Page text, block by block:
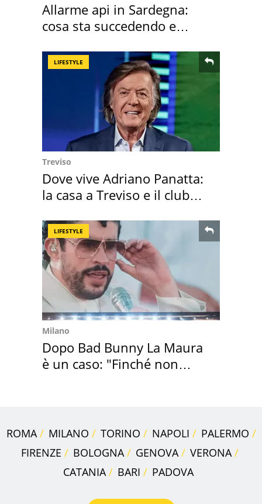
Allarme api in Sardegna:
cosa sta succedendo e
LIFESTYLE
Treviso
Dove vive Adriano Panatta:
la casa a Treviso e il club
LIFESTYLE
Milano
Dopo Bad Bunny La Maura
è un caso: "Finché non
ROMA MILANO TORINO NAPOLI
PALERMO
FIRENZE
BOLOGNA GENOVA
VERONA
CATANIA
BARI PADOVA